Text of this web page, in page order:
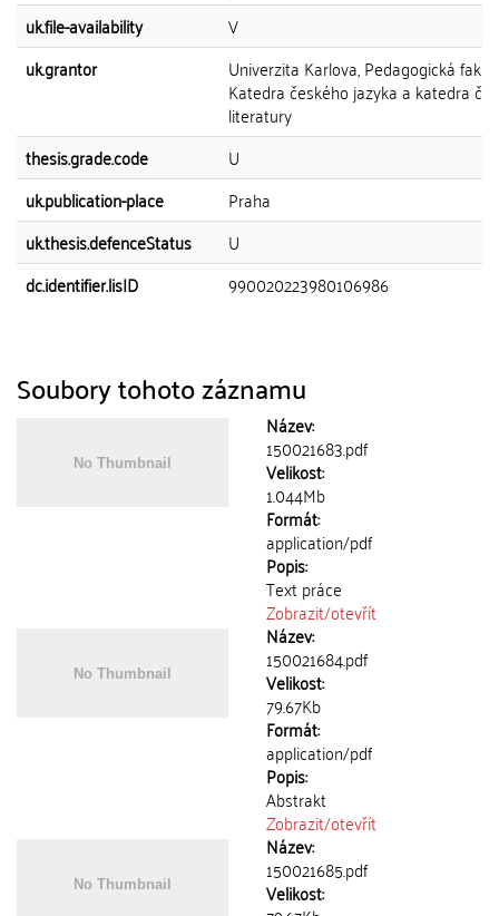
uk.file-availability
V
uk.grantor
Univerzita Karlova, Pedagogická
Katedra českého jazyka a katedra
literatury
thesis.grade.code
U
uk.publication-place
Praha
uk.thesis.defenceStatus
U
dc.identifier.lisID
990020223980106986
Soubory tohoto záznamu
Název:
150021683.pdf
Velikost:
1.044Mb
Formát:
application/pdf
Popis:
Text práce
Zobrazit/otevřít
Název:
150021684.pdf
Velikost:
79.67Kb
Formát:
application/pdf
Popis:
Abstrakt
Zobrazit/otevřít
Název:
150021685.pdf
Velikost: